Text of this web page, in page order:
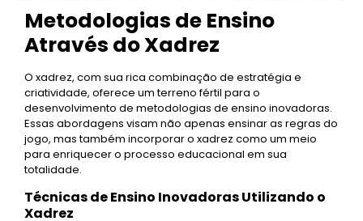
Metodologias de Ensino
Através do Xadrez
O xadrez, com sua rica combinação de estratégia e
criatividade, oferece um terreno fértil para o
desenvolvimento de metodologias de ensino inovadoras.
Essas abordagens visam não apenas ensinar as regras do
jogo, mas também incorporar o xadrez como um meio
para enriquecer o processo educacional em sua
totalidade.
Técnicas de Ensino Inovadoras Utilizando o
Xadrez